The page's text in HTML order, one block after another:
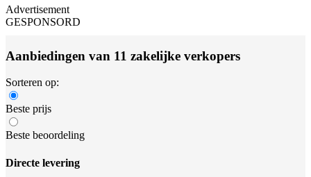
Advertisement
GESPONSORD
Aanbiedingen van 11 zakelijke verkopers
Sorteren op:
Beste prijs
Beste beoordeling
Directe levering